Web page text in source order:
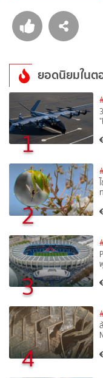
ยอดนิยมในต
1
2
3
4